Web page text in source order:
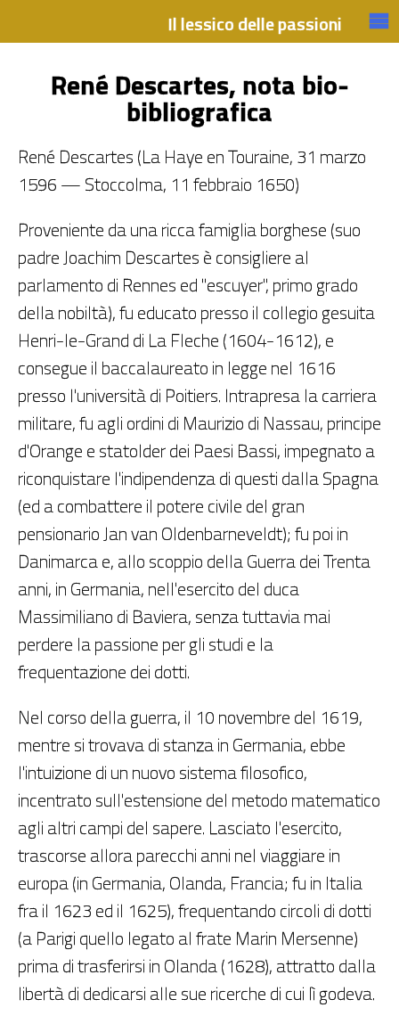
René Descartes, nota bio-
bibliografica
René Descartes (La Haye en Touraine, 31 marzo
1596 — Stoccolma, 11 febbraio 1650)
Proveniente da una ricca famiglia borghese (suo
padre Joachim Descartes è consigliere al
parlamento di Rennes ed "escuyer", primo grado
della nobiltà), fu educato presso il collegio gesuita
Henri-le-Grand di La Fleche (1604-1612), e
consegue il baccalaureato in legge nel 1616
presso l'università di Poitiers. Intrapresa la carriera
militare, fu agli ordini di Maurizio di Nassau, principe
d'Orange e statolder dei Paesi Bassi, impegnato a
riconquistare l'indipendenza di questi dalla Spagna
(ed a combattere il potere civile del gran
pensionario Jan van Oldenbarneveldt); fu poi in
Danimarca e, allo scoppio della Guerra dei Trenta
anni, in Germania, nell'esercito del duca
Massimiliano di Baviera, senza tuttavia mai
perdere la passione per gli studi e la
frequentazione dei dotti.
Nel corso della guerra, il 10 novembre del 1619,
mentre si trovava di stanza in Germania, ebbe
l'intuizione di un nuovo sistema filosofico,
incentrato sull'estensione del metodo matematico
agli altri campi del sapere. Lasciato l'esercito,
trascorse allora parecchi anni nel viaggiare in
europa (in Germania, Olanda, Francia; fu in Italia
fra il 1623 ed il 1625), frequentando circoli di dotti
(a Parigi quello legato al frate Marin Mersenne)
prima di trasferirsi in Olanda (1628), attratto dalla
libertà di dedicarsi alle sue ricerche di cui lì godeva.